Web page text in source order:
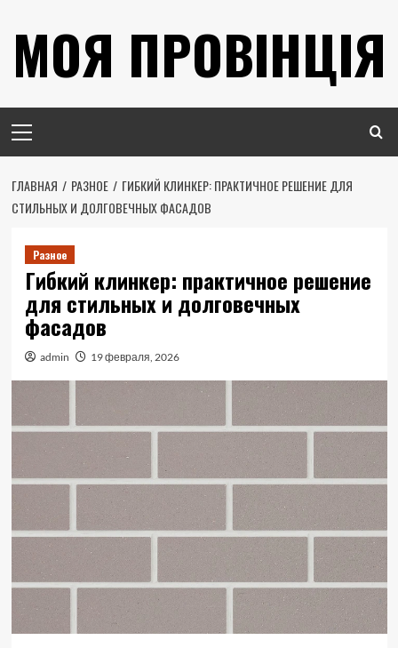
содержимому
МОЯ ПРОВІНЦІЯ
меню
ГЛАВНАЯ РАЗНОЕ
ГИБКИЙ КЛИНКЕР: ПРАКТИЧНОЕ РЕШЕНИЕ ДЛЯ
СТИЛЬНЫХ И ДОЛГОВЕЧНЫХ ФАСАДОВ
Разное
Гибкий клинкер: практичное решение
для стильных и долговечных
фасадов
admin 19 февраля, 2026